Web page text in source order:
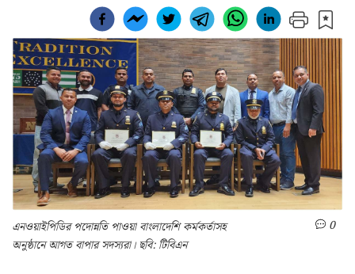
এনওয়াইপিডির পদোন্নতি পাওয়া বাংলাদেশি কর্মকর্তাসহ
অনুষ্ঠানে আগত বাপার সদস্যরা। ছবি: টিবিএন
0